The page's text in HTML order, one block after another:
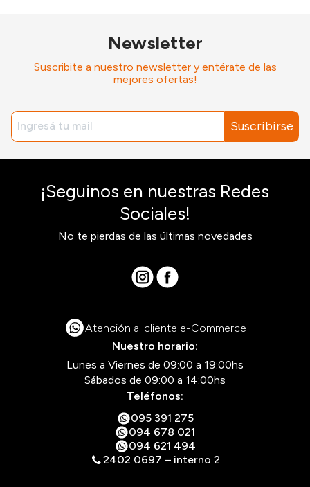
Newsletter
Suscribite a nuestro newsletter y entérate de las
mejores ofertas!
Suscribirse
¡Seguinos en nuestras Redes
Sociales!
No te pierdas de las últimas novedades
Atención al cliente e-Commerce
Nuestro horario:
Lunes a Viernes de 09:00 a 19:00hs
Sábados de 09:00 a 14:00hs
Teléfonos:
095 391 275
094 678 021
094 621 494
2402 0697 – interno 2